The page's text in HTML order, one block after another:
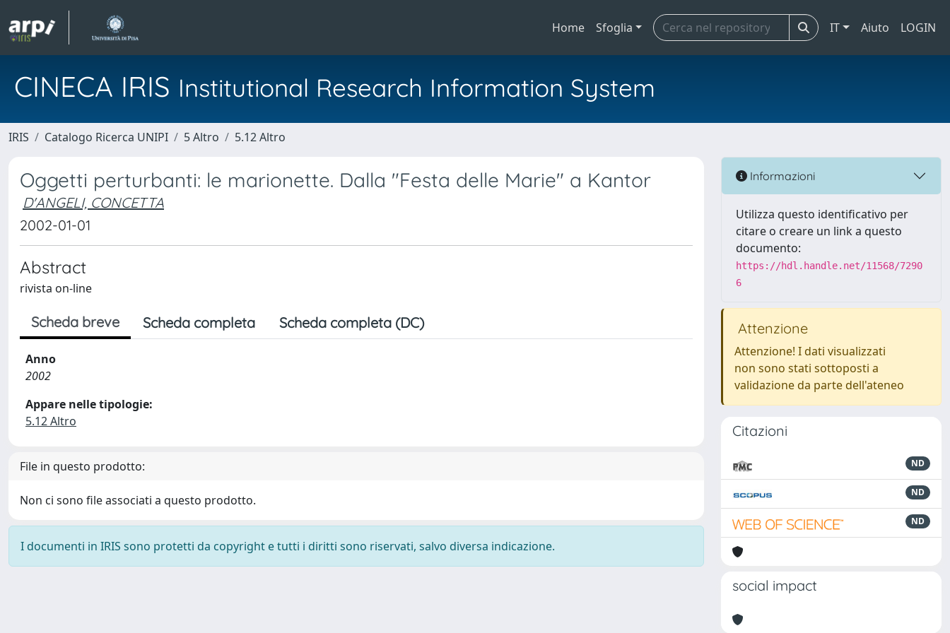
Home Sfoglia IT Aiuto LOGIN
CINECA IRIS Institutional Research Information System
IRIS Catalogo Ricerca UNIPI 5 Altro 5.12 Altro
Oggetti perturbanti: le marionette. Dalla "Festa delle Marie" a Kantor
D'ANGELI, CONCETTA
2002-01-01
Abstract
rivista on-line
Scheda breve Scheda completa Scheda completa (DC)
Anno
2002
Appare nelle tipologie:
5.12 Altro
File in questo prodotto:
Non ci sono file associati a questo prodotto.
I documenti in IRIS sono protetti da copyright e tutti i diritti sono riservati, salvo diversa indicazione.
Informazioni
Utilizza questo identificativo per
citare o creare un link a questo
documento:
https://hdl.handle.net/11568/7290
6
Attenzione
Attenzione! I dati visualizzati
non sono stati sottoposti a
validazione da parte dell'ateneo
Citazioni
ND
ND
ND
social impact